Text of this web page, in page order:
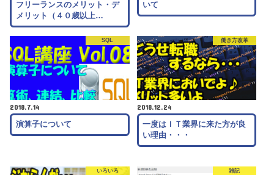
フリーランスのメリット・デ
メリット（４０歳以上…
いて
SQL
2018.7.14
演算子について
働き方改革
2018.12.24
一度はＩＴ業界に来た方が良
い理由・・・
いろいろ 雑記